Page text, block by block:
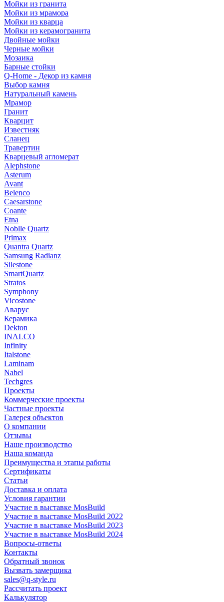
Мойки из гранита
Мойки из мрамора
Мойки из кварца
Мойки из керамогранита
Двойные мойки
Черные мойки
Мозаика
Барные стойки
Q-Home - Декор из камня
Выбор камня
Натуральный камень
Мрамор
Гранит
Кварцит
Известняк
Сланец
Травертин
Кварцевый агломерат
Alephstone
Asterum
Avant
Belenco
Caesarstone
Coante
Etna
Noblle Quartz
Primax
Quantra Quartz
Samsung Radianz
Silestone
SmartQuartz
Stratos
Symphony
Vicostone
Аварус
Керамика
Dekton
INALCO
Infinity
Italstone
Laminam
Nabel
Techgres
Проекты
Коммерческие проекты
Частные проекты
Галерея объектов
О компании
Отзывы
Наше производство
Наша команда
Преимущества и этапы работы
Сертификаты
Статьи
Доставка и оплата
Условия гарантии
Участие в выставке MosBuild
Участие в выставке MosBuild 2022
Участие в выставке MosBuild 2023
Участие в выставке MosBuild 2024
Вопросы-ответы
Контакты
Обратный звонок
Вызвать замерщика
sales@q-style.ru
Рассчитать проект
Калькулятор